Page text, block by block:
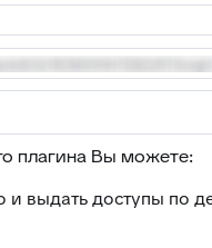
плагина Вы можете:
и выдать доступы по